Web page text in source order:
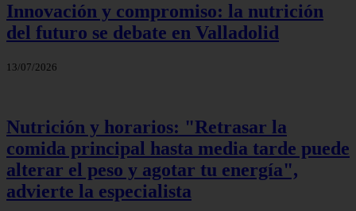
Innovación y compromiso: la nutrición
del futuro se debate en Valladolid
13/07/2026
Nutrición y horarios: "Retrasar la
comida principal hasta media tarde puede
alterar el peso y agotar tu energía",
advierte la especialista